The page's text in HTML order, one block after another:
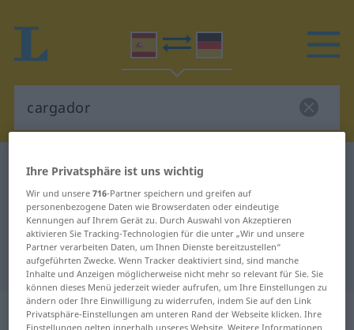
Spanisch-Deutsch Wörterbuch
Spanisch-Deutsch Übersetzung für
"cargador"
"cargador" Deutsch Übersetzung
„cargador“: masculino
Ihre Privatsphäre ist uns wichtig
Wir und unsere716-Partner speichern und greifen auf
personenbezogene Daten wie Browserdaten oder eindeutige
Kennungen auf Ihrem Gerät zu. Durch Auswahl von Akzeptieren
aktivieren Sie Tracking-Technologien für die unter „Wir und unsere
Partner verarbeiten Daten, um Ihnen Dienste bereitzustellen“
aufgeführten Zwecke. Wenn Tracker deaktiviert sind, sind manche
Inhalte und Anzeigen möglicherweise nicht mehr so relevant für Sie. Sie
können dieses Menü jederzeit wieder aufrufen, um Ihre Einstellungen zu
ändern oder Ihre Einwilligung zu widerrufen, indem Sie auf den Link
Privatsphäre-Einstellungen am unteren Rand der Webseite klicken. Ihre
Einstellungen gelten innerhalb unseres Website. Weitere Informationen